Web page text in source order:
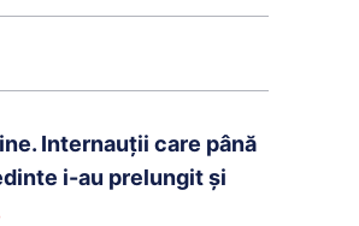
Internauții care până
i-au prelungit și